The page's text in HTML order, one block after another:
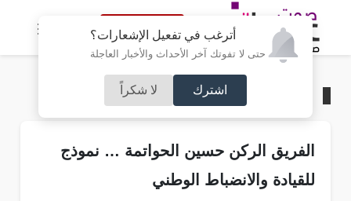
أترغب في تفعيل الإشعارات؟
حتى لا تفوتك آخر الأحداث والأخبار العاجلة
اشترك لا شكراً
النسخة الكاملة
آراء و مقالات
الفريق الركن حسين الحواتمة … نموذج
للقيادة والانضباط الوطني